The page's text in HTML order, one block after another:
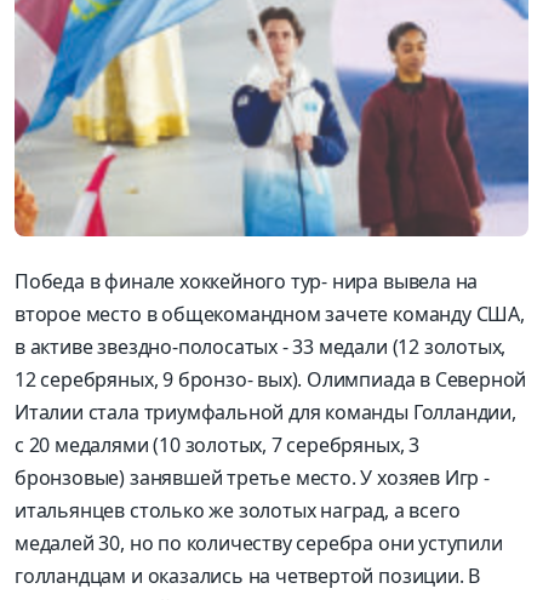
Победа в финале хоккейного тур- нира вывела на
второе место в общекомандном зачете команду США,
в активе звездно-полосатых - 33 медали (12 золотых,
12 серебряных, 9 бронзо- вых). Олимпиада в Северной
Италии стала триумфальной для команды Голландии,
с 20 медалями (10 золотых, 7 серебряных, 3
бронзовые) занявшей третье место. У хозяев Игр -
итальянцев столько же золотых наград, а всего
медалей 30, но по количеству серебра они уступили
голландцам и оказались на четвертой позиции. В